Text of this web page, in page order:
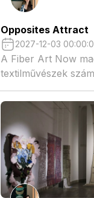
Opposites Attract
2027-12-03
A Fiber Art Now
textilművészek